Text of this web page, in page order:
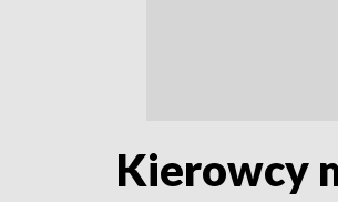
Kierowcy